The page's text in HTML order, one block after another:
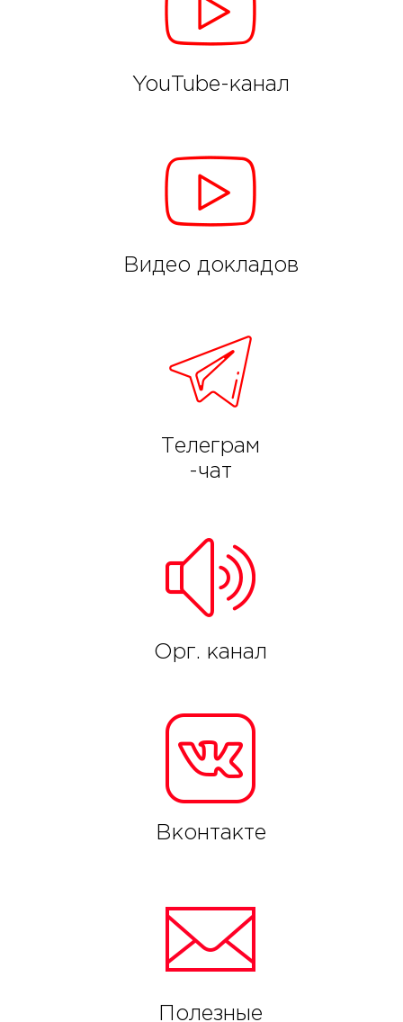
YouTube-канал
Видео докладов
Телеграм
-чат
Орг. канал
Вконтакте
Полезные